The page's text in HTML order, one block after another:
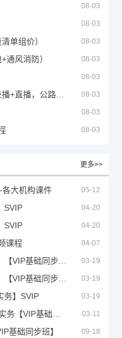
08-03
08-03
单组价） 08-03
通风消防） 08-03
08-03
08-03
08-03
08-03
更多>>
大机构课件 05-12
SVIP 04-20
SVIP 04-20
课程 04-07
03-19
03-19
务】SVIP 03-19
03-11
基础同步班】 09-18